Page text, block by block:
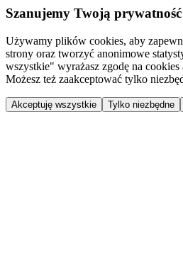
Szanujemy Twoją prywatność
Używamy plików cookies, aby
strony oraz tworzyć anonimowe
wszystkie" wyrażasz zgodę na
Możesz też zaakceptować tylko
Akceptuję wszystkie Tylko niezbędne